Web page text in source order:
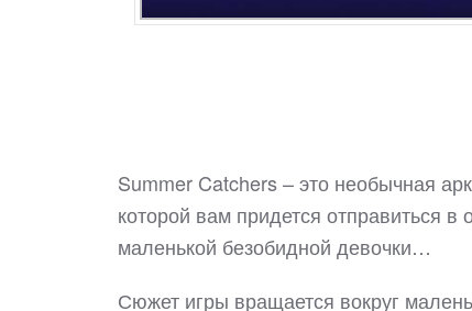
Summer Catchers – это необычная
которой вам придется отправиться
маленькой безобидной девочки…
Сюжет игры вращается вокруг